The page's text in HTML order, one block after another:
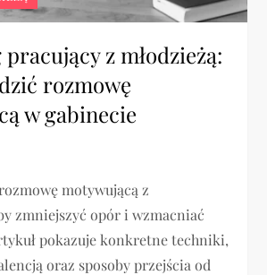
z młodzieżą:
rozmowę
w gabinecie
motywującą z
zmniejszyć opór i wzmacniać
pokazuje konkretne techniki,
oraz sposoby przejścia od